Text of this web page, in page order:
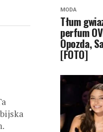
MODA
Tłum
perfum
Opozda,
[FOTO]